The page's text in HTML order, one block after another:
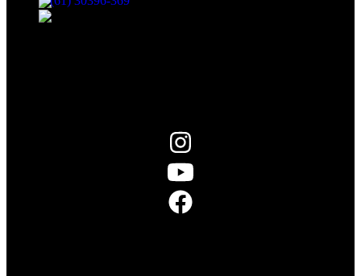
atendimento@netshopinformatica.com.br